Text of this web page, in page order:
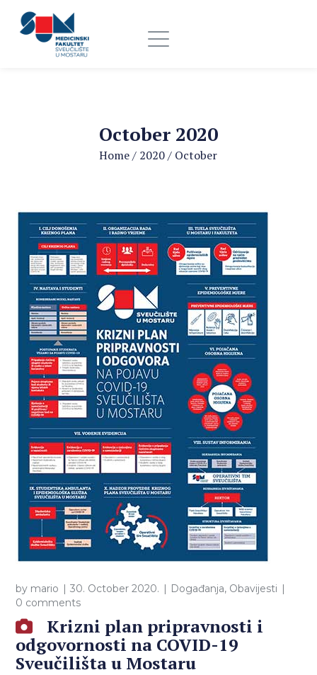
October 2020
Home/ 2020/ October
by mario 30. October 2020. Događanja, Obavijesti
0 comments
Krizni plan pripravnosti i
odgovornosti na COVID-19
Sveučilišta u Mostaru